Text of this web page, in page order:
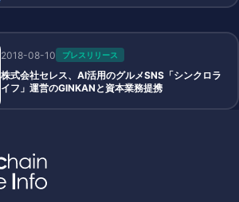
2018-08-10 プレスリリース
株式会社セレス、AI活用のグルメSNS「シンクロラ
イフ」運営のGINKANと資本業務提携